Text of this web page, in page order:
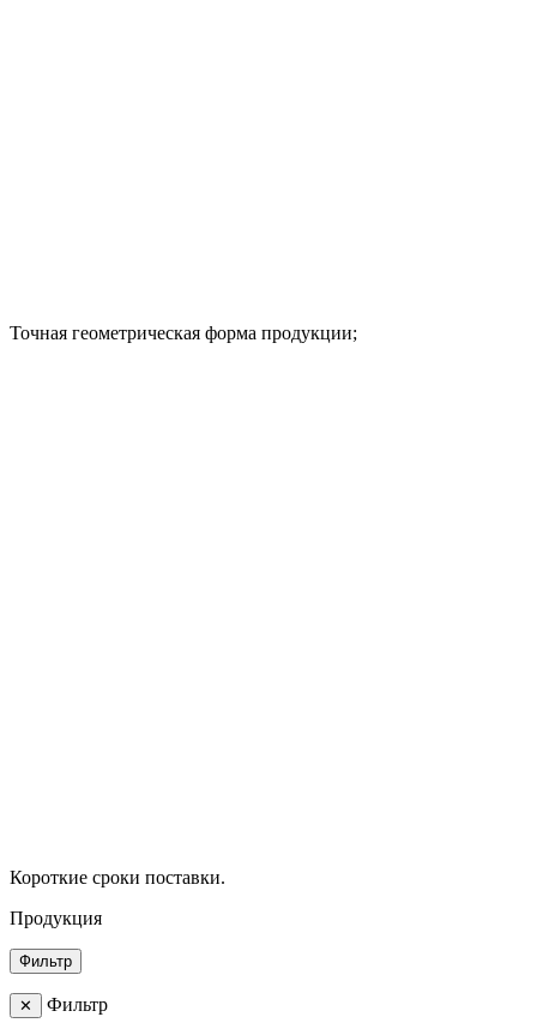
Точная геометрическая форма продукции;
Короткие сроки поставки.
Продукция
Фильтр
✕ Фильтр